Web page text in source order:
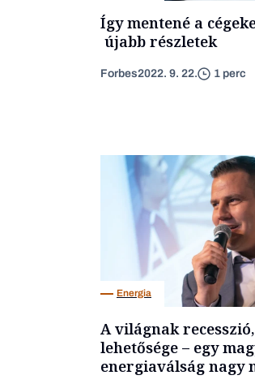
Így mentené a
újabb részletek
Forbes2022. 9. 22. 1 perc
Energia
A világnak
lehetősége – egy
energiaválság nagy